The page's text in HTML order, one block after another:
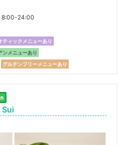
8:00-24:00
ティックメニューあり
ンメニューあり
グルテンフリーメニューあり
Sui